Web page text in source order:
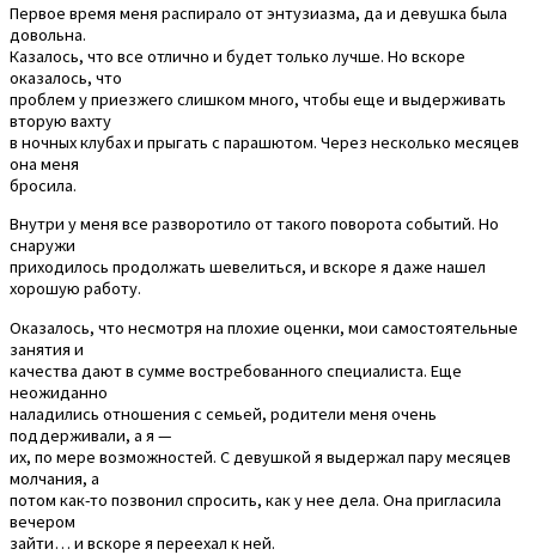
Первое время меня распирало от энтузиазма, да и девушка была
довольна.
Казалось, что все отлично и будет только лучше. Но вскоре
оказалось, что
проблем у приезжего слишком много, чтобы еще и выдерживать
вторую вахту
в ночных клубах и прыгать с парашютом. Через несколько месяцев
она меня
бросила.
Внутри у меня все разворотило от такого поворота событий. Но
снаружи
приходилось продолжать шевелиться, и вскоре я даже нашел
хорошую работу.
Оказалось, что несмотря на плохие оценки, мои самостоятельные
занятия и
качества дают в сумме востребованного специалиста. Еще
неожиданно
наладились отношения с семьей, родители меня очень
поддерживали, а я —
их, по мере возможностей. С девушкой я выдержал пару месяцев
молчания, а
потом как-то позвонил спросить, как у нее дела. Она пригласила
вечером
зайти… и вскоре я переехал к ней.